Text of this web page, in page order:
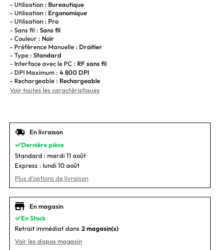
- Utilisation : Bureautique
- Utilisation : Ergonomique
- Utilisation : Pro
- Sans fil : Sans fil
- Couleur : Noir
- Préférence Manuelle : Droitier
- Type : Standard
- Interface avec le PC : RF sans fil
- DPI Maximum : 4 800 DPI
- Rechargeable : Rechargeable
Voir toutes les caractéristiques
En livraison
Dernière pièce
Standard : mardi 11 août
Express : lundi 10 août
Plus d'options de livraison
En magasin
En Stock
Retrait immédiat dans 2 magasin(s)
Voir les dispos magasin